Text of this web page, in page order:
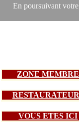
En poursuivant
ZONE MEMBRE
VOUS ETES ICI